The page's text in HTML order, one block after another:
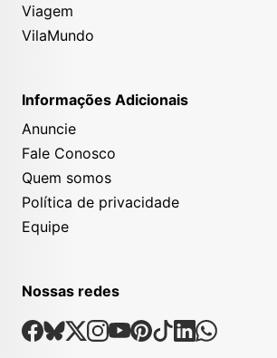
Viagem
VilaMundo
Informações Adicionais
Anuncie
Fale Conosco
Quem somos
Política de privacidade
Equipe
Nossas redes
Nossas Redes Sociais
Facebook
Bsky
X Instagram
Youtube
Pinterest
TiktokLinkedin
Whatsapp